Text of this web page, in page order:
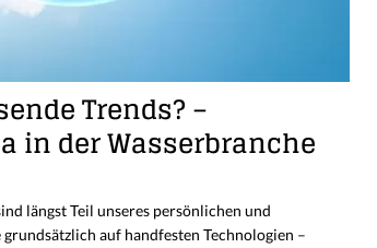
Trends? –
in der Wasserbranche
längst Teil unseres persönlichen und
auf handfesten Technologien –